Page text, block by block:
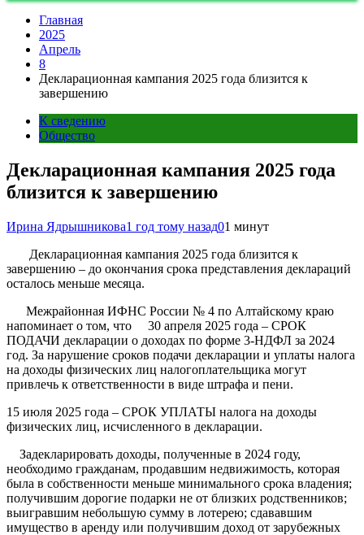
Главная
2025
Апрель
8
Декларационная кампания 2025 года близится к
завершению
К сведению
Общество
Декларационная кампания 2025 года
близится к завершению
Ирина Ядрышникова1 год тому назад01 минут
Декларационная кампания 2025 года близится к
завершению – до окончания срока представления деклараций
осталось меньше месяца.
Межрайонная ИФНС России № 4 по Алтайскому краю
напоминает о том, что 30 апреля 2025 года – СРОК
ПОДАЧИ декларации о доходах по форме 3-НДФЛ за 2024
год. За нарушение сроков подачи декларации и уплаты налога
на доходы физических лиц налогоплательщика могут
привлечь к ответственности в виде штрафа и пени.
15 июля 2025 года – СРОК УПЛАТЫ налога на доходы
физических лиц, исчисленного в декларации.
Задекларировать доходы, полученные в 2024 году,
необходимо гражданам, продавшим недвижимость, которая
была в собственности меньше минимального срока владения;
получившим дорогие подарки не от близких родственников;
выигравшим небольшую сумму в лотерею; сдававшим
имущество в аренду или получившим доход от зарубежных